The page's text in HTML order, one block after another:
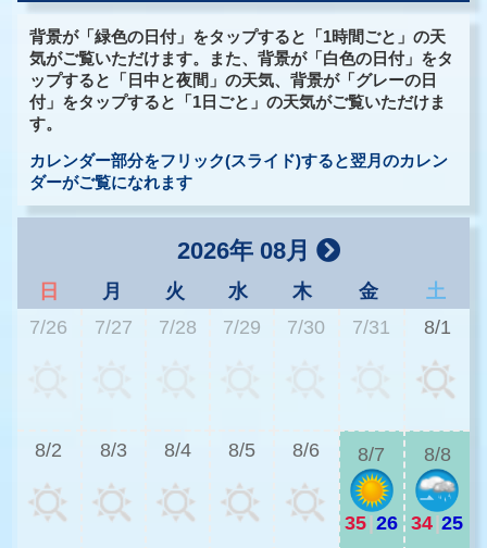
背景が「緑色の日付」をタップすると「1時間ごと」の天
気がご覧いただけます。また、背景が「白色の日付」をタ
ップすると「日中と夜間」の天気、背景が「グレーの日
付」をタップすると「1日ごと」の天気がご覧いただけま
す。
カレンダー部分をフリック(スライド)すると翌月のカレン
ダーがご覧になれます
2026年 08月
日 月 火 水 木 金
土
7/26
7/27 7/28 7/29 7/30 7/31 8/1
8/2 8/3 8/4 8/5 8/6 8/7
35 26
8/8
34 25